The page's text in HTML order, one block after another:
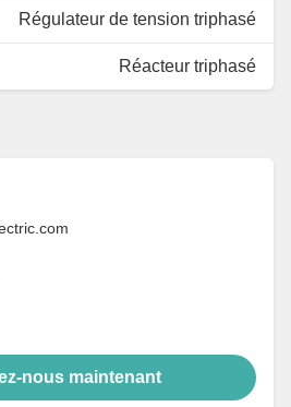
Régulateur de tension triphasé
Réacteur triphasé
nous maintenant